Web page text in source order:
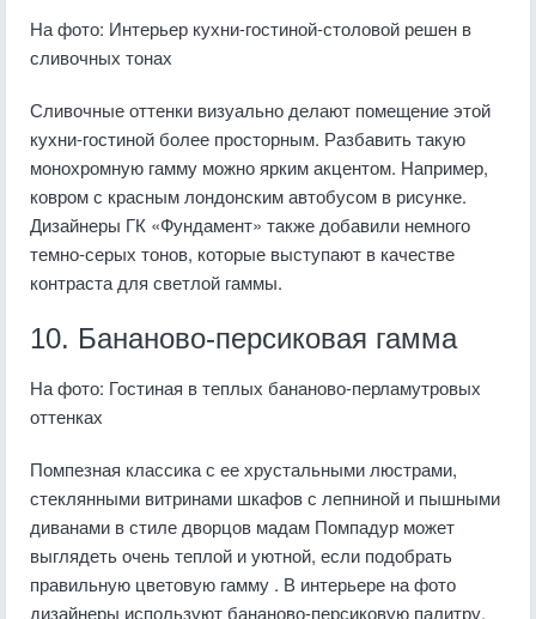
На фото: Интерьер кухни-гостиной-столовой решен в
сливочных тонах
Сливочные оттенки визуально делают помещение этой
кухни-гостиной более просторным. Разбавить такую
монохромную гамму можно ярким акцентом. Например,
ковром с красным лондонским автобусом в рисунке.
Дизайнеры ГК «Фундамент» также добавили немного
темно-серых тонов, которые выступают в качестве
контраста для светлой гаммы.
10. Бананово-персиковая гамма
На фото: Гостиная в теплых бананово-перламутровых
оттенках
Помпезная классика с ее хрустальными люстрами,
стеклянными витринами шкафов с лепниной и пышными
диванами в стиле дворцов мадам Помпадур может
выглядеть очень теплой и уютной, если подобрать
правильную цветовую гамму . В интерьере на фото
дизайнеры используют бананово-персиковую палитру,